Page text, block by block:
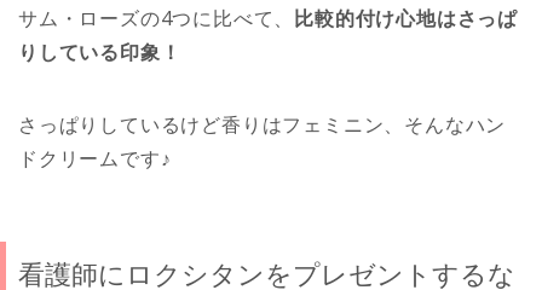
サム・ローズの4つに比べて、 比較的付け心地はさっぱ
りしている印象！
さっぱりしているけど香りはフェミニン、そんなハン
ドクリームです♪
看護師にロクシタンをプレゼントするな